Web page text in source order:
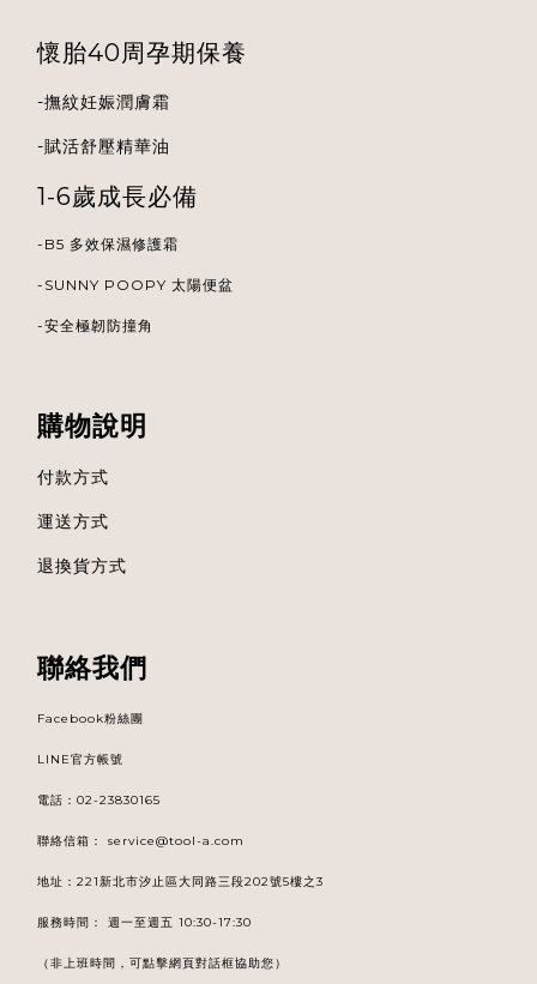
懷胎40周孕期保養
-撫紋妊娠潤膚霜
-賦活舒壓精華油
1-6歲成長必備
-B5 多效保濕修護霜
- SUNNY POOPY 太陽便盆
-安全極韌防撞角
購物說明
付款方式
運送方式
退換貨方式
聯絡我們
Facebook粉絲團
LINE官方帳號
電話 ： 02-23830165
聯絡信箱： service@tool-a.com
地址：221新北市汐止區大同路三段202號5樓之3
服務時間： 週一至週五 10:30-17:30
（非上班時間，可點擊網頁對話框協助您）